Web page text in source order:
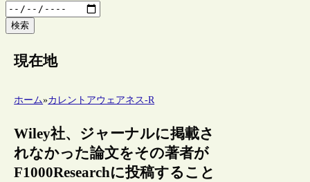
検索
現在地
ホーム»カレントアウェアネス-R
Wiley社、ジャーナルに掲載さ
れなかった論文をその著者が
F1000Researchに投稿すること